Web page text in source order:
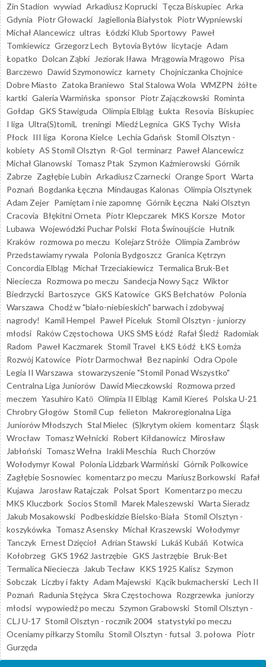
Zin Stadion wywiad Arkadiusz Koprucki Tęcza Biskupiec Arka
Gdynia Piotr Głowacki Jagiellonia Białystok Piotr Wypniewski
Michał Alancewicz ultras Łódzki Klub Sportowy Paweł
Tomkiewicz Grzegorz Lech Bytovia Bytów licytacje Adam
Łopatko Dolcan Ząbki Jeziorak Iława Mrągowia Mrągowo Pisa
Barczewo Dawid Szymonowicz karnety Chojniczanka Chojnice
Dobre Miasto Zatoka Braniewo Stal Stalowa Wola WMZPN żółte
kartki Galeria Warmińska sponsor Piotr Zajączkowski Rominta
Gołdap GKS Stawiguda Olimpia Elbląg Łukta Resovia Biskupiec
I liga Ultra(S)tomiL treningi Miedź Legnica GKS Tychy Wisła
Płock III liga Korona Kielce Lechia Gdańsk Stomil Olsztyn -
kobiety AS Stomil Olsztyn R-Gol terminarz Paweł Alancewicz
Michał Glanowski Tomasz Ptak Szymon Kaźmierowski Górnik
Zabrze Zagłębie Lubin Arkadiusz Czarnecki Orange Sport Warta
Poznań Bogdanka Łęczna Mindaugas Kalonas Olimpia Olsztynek
Adam Zejer Pamiętam i nie zapomnę Górnik Łęczna Naki Olsztyn
Cracovia Błękitni Orneta Piotr Klepczarek MKS Korsze Motor
Lubawa Wojewódzki Puchar Polski Flota Świnoujście Hutnik
Kraków rozmowa po meczu Kolejarz Stróże Olimpia Zambrów
Przedstawiamy rywala Polonia Bydgoszcz Granica Kętrzyn
Concordia Elbląg Michał Trzeciakiewicz Termalica Bruk-Bet
Nieciecza Rozmowa po meczu Sandecja Nowy Sącz Wiktor
Biedrzycki Bartoszyce GKS Katowice GKS Bełchatów Polonia
Warszawa Chodź w "biało-niebieskich" barwach i zdobywaj
nagrody!
Kamil Hempel Paweł Piceluk Stomil Olsztyn - juniorzy
młodsi Raków Częstochowa UKS SMS Łódź Rafał Śledź Radomiak
Radom Paweł Kaczmarek Stomil Travel ŁKS Łódź ŁKS Łomża
Rozwój Katowice Piotr Darmochwał Bez napinki Odra Opole
Legia II Warszawa stowarzyszenie "Stomil Ponad Wszystko"
Centralna Liga Juniorów Dawid Mieczkowski Rozmowa przed
meczem Yasuhiro Katō Olimpia II Elbląg Kamil Kiereś Polska U-21
Chrobry Głogów Stomil Cup felieton Makroregionalna Liga
Juniorów Młodszych Stal Mielec (S)krytym okiem komentarz Śląsk
Wrocław Tomasz Wełnicki Robert Kiłdanowicz Mirosław
Jabłoński Tomasz Wełna Irakli Meschia Ruch Chorzów
Wołodymyr Kowal Polonia Lidzbark Warmiński Górnik Polkowice
Zagłębie Sosnowiec komentarz po meczu Mariusz Borkowski Rafał
Kujawa
Jarosław Ratajczak Polsat Sport Komentarz po meczu
MKS Kluczbork Socios Stomil Marek Maleszewski Warta Sieradz
Jakub Mosakowski Podbeskidzie Bielsko-Biała Stomil Olsztyn -
koszykówka Tomasz Asensky Michał Kraszewski Wołodymyr
Tanczyk Ernest Dzięcioł Adrian Stawski Lukáš Kubáň Kotwica
Kołobrzeg GKS 1962 Jastrzębie GKS Jastrzębie Bruk-Bet
Termalica Nieciecza
Jakub Tecław KKS 1925 Kalisz Szymon
Sobczak Liczby i fakty Adam Majewski Kącik bukmacherski Lech II
Poznań Radunia Stężyca Skra Częstochowa Rozgrzewka juniorzy
młodsi wypowiedź po meczu Szymon Grabowski Stomil Olsztyn -
CLJ U-17 Stomil Olsztyn - rocznik 2004 statystyki po meczu
Oceniamy piłkarzy Stomilu Stomil Olsztyn - futsal 3. połowa Piotr
Gurzęda